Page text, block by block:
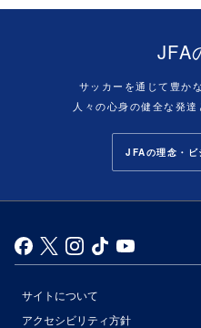
JFA
サッカーを通じて豊か
人々の心身の健全な発達
JFAの理念・ビ
サイトについて
アクセシビリティ方針